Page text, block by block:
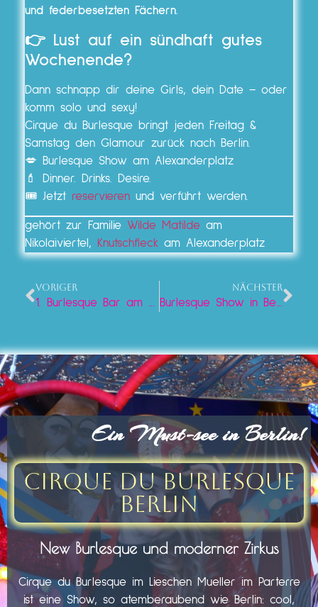
und federbesetzten Fächern.
👉 Lust auf ein sündhaft gutes
Wochenende?
Dann schnapp dir deine Girls, dein Date – oder
komm solo und sexy!
Cirque du Burlesque bringt jeden Freitag &
Samstag den Glamour zurück nach Berlin.
💋 Burlesque Show am Alexanderplatz
💄 Dinner. Drinks. Desire.
🎟️ Jetzt reservieren und verführt werden.
gehört zur Familie Wilde Matilde am
Nikolaiviertel,
Knutschfleck am Alexanderplatz
VORIGER
1. Burlesque Bar am Alexanderplatz
NÄCHSTER
Burlesque Show in Berlin – Dein sündiger Abend im Lieschen Mueller
Ein Must-see in Berlin!
Cirque du Burlesque
Berlin
New Burlesque und moderner Zirkus
Cirque du Burlesque im Lieschen Mueller im Parterre
ist eine Show, so atemberaubend wie Berlin: cool,